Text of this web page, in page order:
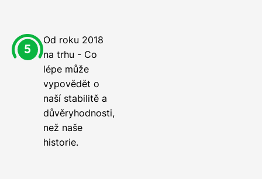
Od roku 2018
na trhu - Co
lépe může
vypovědět o
naší stabilitě a
důvěryhodnosti,
než naše
historie.